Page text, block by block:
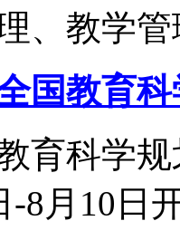
、教学
国教育
育科学
-8月10日